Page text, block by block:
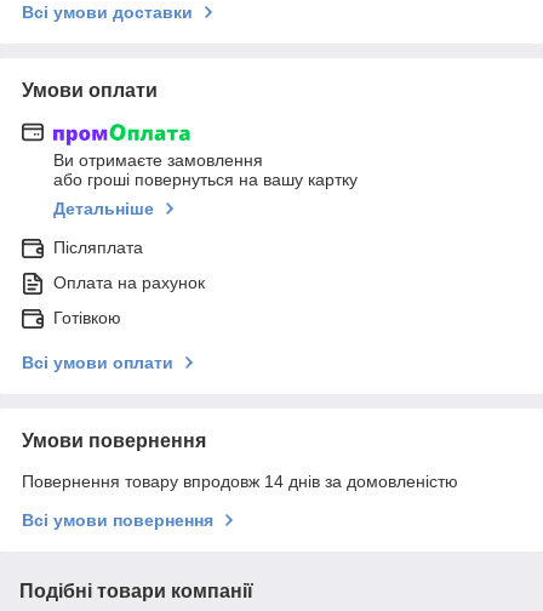
Всі умови доставки
Умови оплати
Ви отримаєте замовлення
або гроші повернуться на вашу картку
Детальніше
Післяплата
Оплата на рахунок
Готівкою
Всі умови оплати
Умови повернення
Повернення товару впродовж 14 днів за домовленістю
Всі умови повернення
Подібні товари компанії